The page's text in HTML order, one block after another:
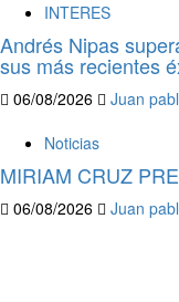
INTERES
Andrés Nipas
sus más recientes
06/08/2026
Juan
Noticias
MIRIAM CRUZ
06/08/2026 Juan